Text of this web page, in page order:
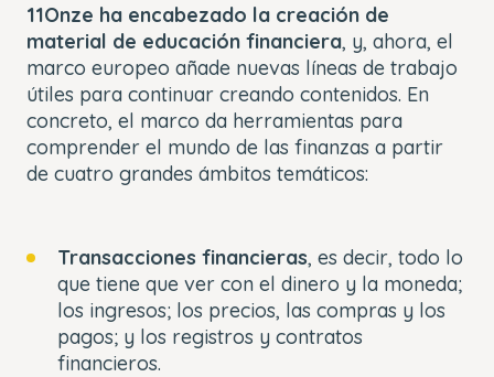
11Onze ha encabezado la creación de
material de educación financiera, y, ahora, el
marco europeo añade nuevas líneas de trabajo
útiles para continuar creando contenidos. En
concreto, el marco da herramientas para
comprender el mundo de las finanzas a partir
de cuatro grandes ámbitos temáticos:
Transacciones financieras, es decir, todo lo
que tiene que ver con el dinero y la moneda;
los ingresos; los precios, las compras y los
pagos; y los registros y contratos
financieros.